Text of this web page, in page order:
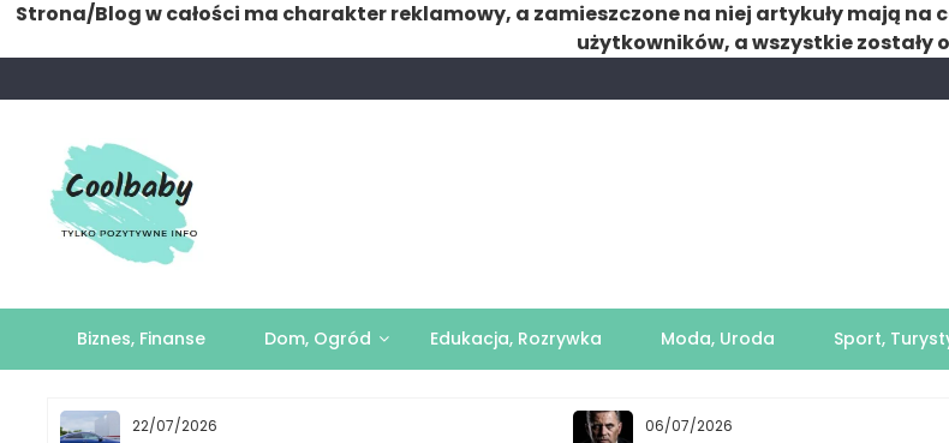
Strona/Blog w całości ma charakter reklamowy, a zamieszczone na niej artykuły mają na
użytkowników, a wszystkie zostały
to
Biznes, Finanse Dom, Ogród Edukacja, Rozrywka Moda, Uroda Sport,
22/07/2026 06/07/2026